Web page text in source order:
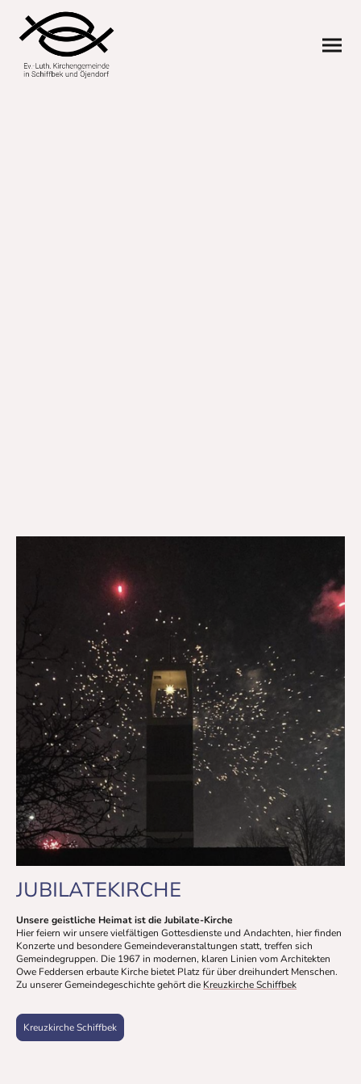
JUBILATEKIRCHE
Unsere geistliche Heimat ist die Jubilate-Kirche
Hier feiern wir unsere vielfältigen Gottesdienste und Andachten, hier finden
Konzerte und besondere Gemeindeveranstaltungen statt, treffen sich
Gemeindegruppen. Die 1967 in modernen, klaren Linien vom Architekten
Owe Feddersen erbaute Kirche bietet Platz für über dreihundert Menschen.
Zu unserer Gemeindegeschichte gehört die Kreuzkirche Schiffbek
Kreuzkirche Schiffbek